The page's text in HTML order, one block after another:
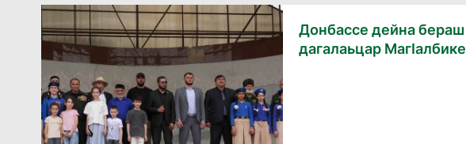
Донбассе дейна бераш
дагалаьцар Магӏалбике